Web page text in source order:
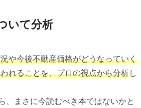
いて分析
や今後不動産価格がどうなっていく
れることを、プロの視点から分析し
、まさに今読むべき本ではないかと